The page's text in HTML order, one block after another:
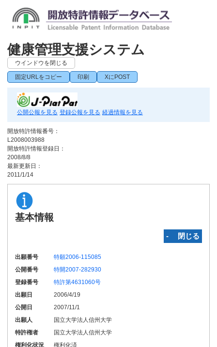
健康管理支援システム
ウインドウを閉じる
固定URLをコピー 印刷 XにPOST
公開公報を見る 登録公報を見る 経過情報を見る
開放特許情報番号：
L2008003988
開放特許情報登録日：
2008/8/8
最新更新日：
2011/1/14
基本情報
‐ 閉じる
出願番号
特願2006-115085
公開番号
特開2007-282930
登録番号
特許第4631060号
出願日
2006/4/19
公開日
2007/11/1
出願人
国立大学法人信州大学
特許権者
国立大学法人信州大学
権利化状況
権利化済